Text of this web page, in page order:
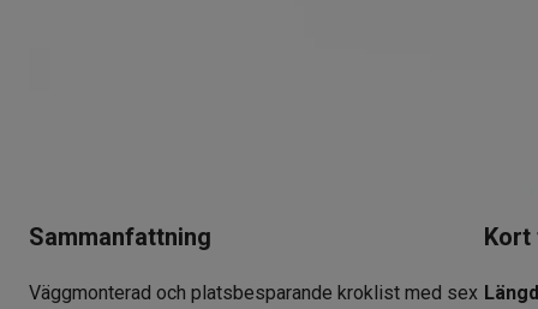
Sammanfattning
Väggmonterad och platsbesparande kroklist med sex
Kort
Längd